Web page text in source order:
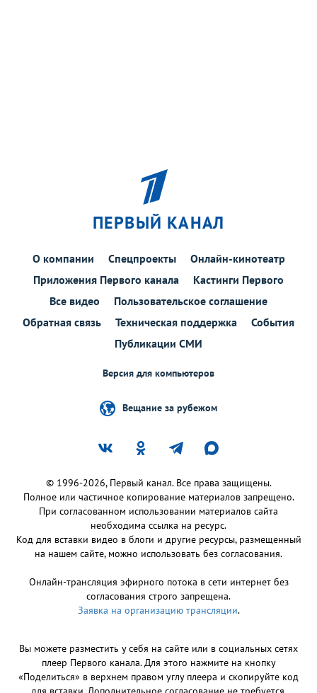
ПЕРВЫЙ КАНАЛ
О компании Спецпроекты
Онлайн-кинотеатр
Приложения Первого канала
Кастинги Первого
Все видео
Пользовательское соглашение
Обратная связь
Техническая поддержка
События
Публикации СМИ
Версия для компьютеров
Вещание за рубежом
© 1996-2026, Первый канал. Все права защищены.
Полное или частичное копирование материалов запрещено.
При согласованном использовании материалов сайта
необходима ссылка на ресурс.
Код для вставки видео в блоги и другие ресурсы, размещенный
на нашем сайте, можно использовать без согласования.
Онлайн-трансляция эфирного потока в сети интернет без
согласования строго запрещена.
Заявка на организацию трансляции.
Вы можете разместить у себя на сайте или в социальных сетях
плеер Первого канала. Для этого нажмите на кнопку
«Поделиться» в верхнем правом углу плеера и скопируйте код